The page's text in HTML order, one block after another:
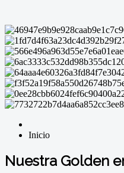
Inicio
Nuestra Golden